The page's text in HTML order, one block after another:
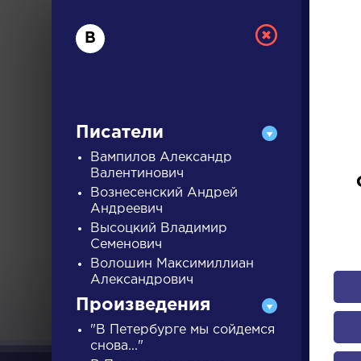
Б З
В
Писатели
Вампилов Александр
Валентинович
Вознесенский Андрей
Андреевич
Высоцкий Владимир
Семенович
Волошин Максимиллиан
Александрович
Произведения
"В Петербурге мы сойдемся
снова..."